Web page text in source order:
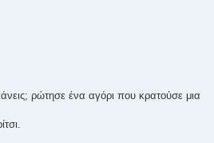
ρώτησε ένα αγόρι που κρατούσε μια